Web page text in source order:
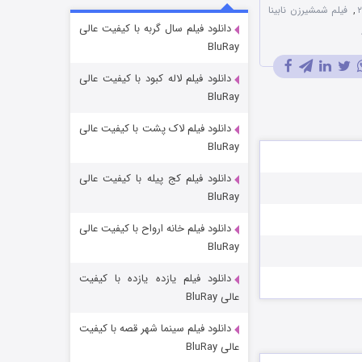
, فیلم شمشیرزن نابینا
شوگر فصل ۲
قسمت
خاندان اژدها فصل ۳
دانلود فیلم سال گربه با کیفیت عالی
BluRay
دانلود فیلم لاله کبود با کیفیت عالی
BluRay
دانلود فیلم لاک پشت با کیفیت عالی
BluRay
دانلود فیلم کج‌ پیله با کیفیت عالی
BluRay
دانلود فیلم خانه ارواح با کیفیت عالی
BluRay
دانلود فیلم یازده یازده با کیفیت
عالی BluRay
دانلود فیلم سینما شهر قصه با کیفیت
عالی BluRay